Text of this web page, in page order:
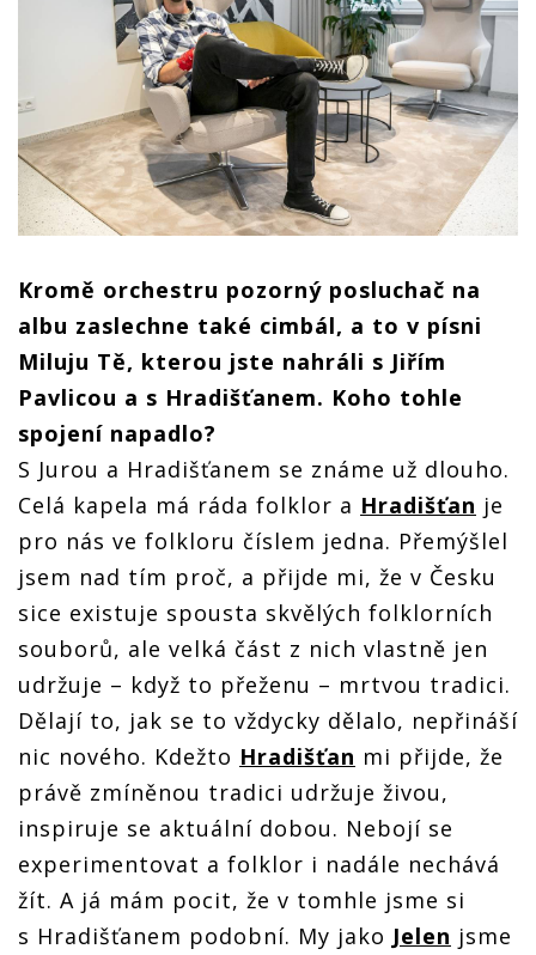
Kromě orchestru pozorný posluchač na
albu zaslechne také cimbál, a to v písni
Miluju Tě, kterou jste nahráli s Jiřím
Pavlicou a s Hradišťanem. Koho tohle
spojení napadlo?
S Jurou a Hradišťanem se známe už dlouho.
Celá kapela má ráda folklor a Hradišťan je
pro nás ve folkloru číslem jedna. Přemýšlel
jsem nad tím proč, a přijde mi, že v Česku
sice existuje spousta skvělých folklorních
souborů, ale velká část z nich vlastně jen
udržuje – když to přeženu – mrtvou tradici.
Dělají to, jak se to vždycky dělalo, nepřináší
nic nového. Kdežto Hradišťan mi přijde, že
právě zmíněnou tradici udržuje živou,
inspiruje se aktuální dobou. Nebojí se
experimentovat a folklor i nadále nechává
žít. A já mám pocit, že v tomhle jsme si
s Hradišťanem podobní. My jako Jelen jsme